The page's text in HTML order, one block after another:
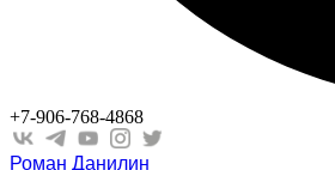
+7-906-768-4868
Роман Данилин